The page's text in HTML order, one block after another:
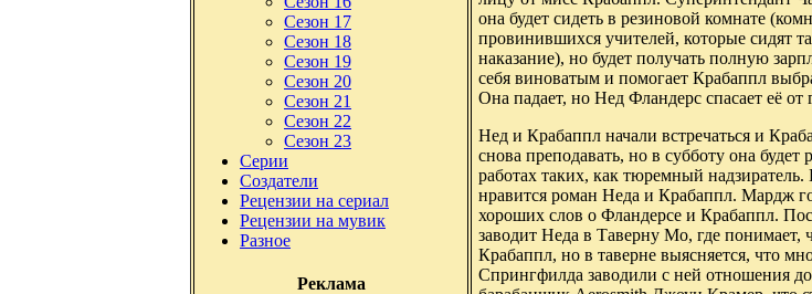
Сезон 17
Сезон 18
Сезон 19
Сезон 20
Сезон 21
Сезон 22
Сезон 23
Серии
Создатели
Рецензии на сериал
Рецензии на мувик
Разное
Реклама
она будет сидеть в резиновой комнате
провинившихся учителей, которые сидят
наказание), но будет получать полную
себя виноватым и помогает Крабаппл
Она падает, но Нед Фландерс спасает её от
Нед и Крабаппл начали встречаться и
снова преподавать, но в субботу она будет
работах таких, как тюремный надзиратель.
нравится роман Неда и Крабаппл. Мардж
хороших слов о Фландерсе и Крабаппл.
заводит Неда в Таверну Мо, где понимает,
Крабаппл, но в таверне выясняется, что
Спрингфилда заводили с ней отношения